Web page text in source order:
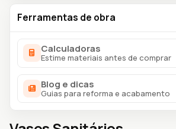
Ferramentas de obra
Calculadoras
Estime materiais antes de comprar
Blog e dicas
Guias para reforma e acabamento